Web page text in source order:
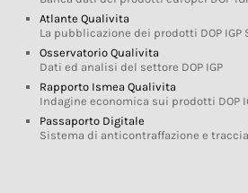
Atlante Qualivita
La pubblicazione dei prodotti DOP IGP
Osservatorio Qualivita
Dati ed analisi del settore DOP IGP
Rapporto Ismea Qualivita
Indagine economica sui prodotti DOP
Passaporto Digitale
Sistema di anticontraffazione e